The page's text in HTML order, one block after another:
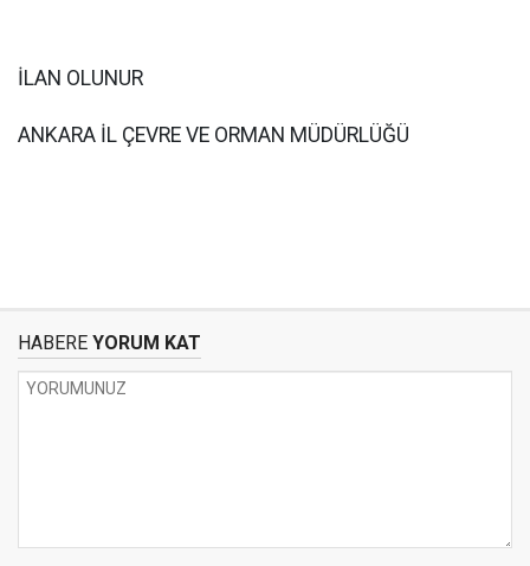
İLAN OLUNUR
ANKARA İL ÇEVRE VE ORMAN MÜDÜRLÜĞÜ
HABERE YORUM KAT